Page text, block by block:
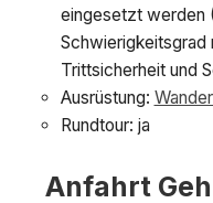
eingesetzt werden
Schwierigkeitsgrad
Trittsicherheit und
Ausrüstung:
Rundtour: ja
Anfahrt